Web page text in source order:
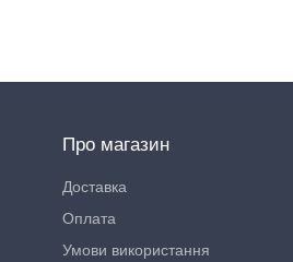
Про магазин
Доставка
Оплата
Умови використання